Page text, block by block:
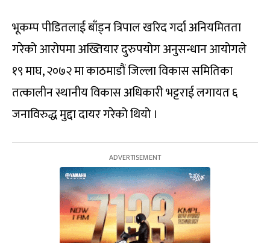
भूकम्प पीडितलाई बाँड्न त्रिपाल खरिद गर्दा अनियमितता
गरेको आरोपमा अख्तियार दुरुपयोग अनुसन्धान आयोगले
१९ माघ, २०७२ मा काठमाडौं जिल्ला विकास समितिका
तत्कालीन स्थानीय विकास अधिकारी भट्टराई लगायत ६
जनाविरुद्ध मुद्दा दायर गरेको थियो ।